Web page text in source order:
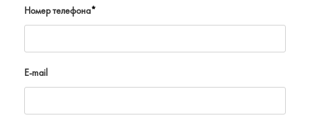
Номер телефона*
E-mail